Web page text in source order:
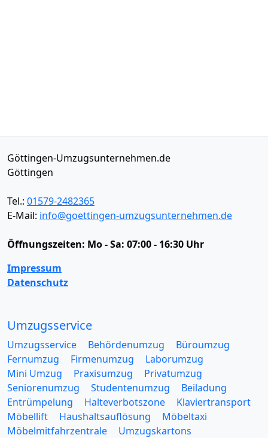
Göttingen-Umzugsunternehmen.de
Göttingen
Tel.: 01579-2482365
E-Mail: info@goettingen-umzugsunternehmen.de
Öffnungszeiten: Mo - Sa: 07:00 - 16:30 Uhr
Impressum
Datenschutz
Umzugsservice
Umzugsservice Behördenumzug
Büroumzug
Fernumzug
Firmenumzug
Laborumzug
Mini Umzug
Praxisumzug
Privatumzug
Seniorenumzug
Studentenumzug
Beiladung
Entrümpelung
Halteverbotszone
Klaviertransport
Möbellift
Haushaltsauflösung
Möbeltaxi
Möbelmitfahrzentrale
Umzugskartons